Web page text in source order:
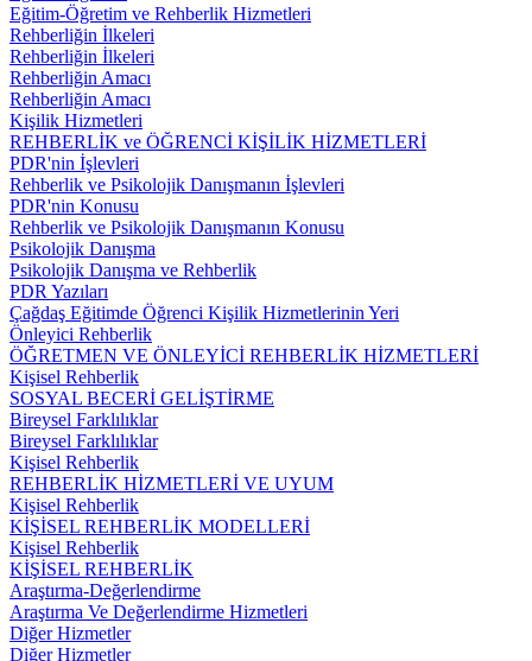
Eğitim-Öğretim ve Rehberlik Hizmetleri
Rehberliğin İlkeleri
Rehberliğin İlkeleri
Rehberliğin Amacı
Rehberliğin Amacı
Kişilik Hizmetleri
REHBERLİK ve ÖĞRENCİ KİŞİLİK HİZMETLERİ
PDR'nin İşlevleri
Rehberlik ve Psikolojik Danışmanın İşlevleri
PDR'nin Konusu
Rehberlik ve Psikolojik Danışmanın Konusu
Psikolojik Danışma
Psikolojik Danışma ve Rehberlik
PDR Yazıları
Çağdaş Eğitimde Öğrenci Kişilik Hizmetlerinin Yeri
Önleyici Rehberlik
ÖĞRETMEN VE ÖNLEYİCİ REHBERLİK HİZMETLERİ
Kişisel Rehberlik
SOSYAL BECERİ GELİŞTİRME
Bireysel Farklılıklar
Bireysel Farklılıklar
Kişisel Rehberlik
REHBERLİK HİZMETLERİ VE UYUM
Kişisel Rehberlik
KİŞİSEL REHBERLİK MODELLERİ
Kişisel Rehberlik
KİŞİSEL REHBERLİK
Araştırma-Değerlendirme
Araştırma Ve Değerlendirme Hizmetleri
Diğer Hizmetler
Diğer Hizmetler